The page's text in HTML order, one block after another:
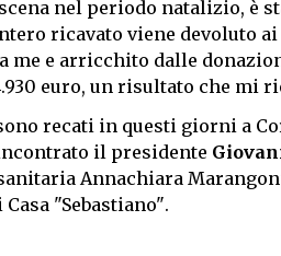
nel periodo natalizio, è
ricavato viene devoluto ai
me e arricchito dalle
euro, un risultato che mi
recati in questi giorni a
il presidente
Annachiara
"Sebastiano".